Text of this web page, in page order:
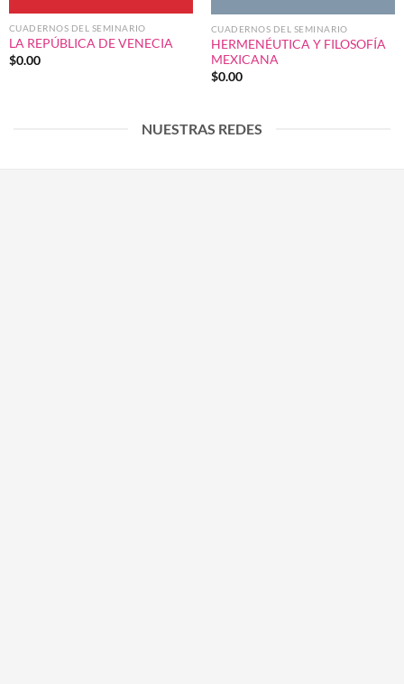
CUADERNOS DEL SEMINARIO
LA REPÚBLICA DE VENECIA
$0.00
CUADERNOS DEL SEMINARIO
HERMENÉUTICA Y FILOSOFÍA
MEXICANA
$0.00
NUESTRAS REDES